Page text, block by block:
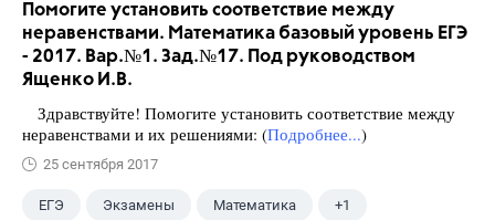
Помогите установить соответствие между
неравенствами. Математика базовый уровень ЕГЭ
- 2017. Вар.№1. Зад.№17. Под руководством
Ященко И.В.
Здравствуйте! Помогите установить соответствие между
неравенствами и их решениями: (Подробнее...)
25 сентября 2017
ЕГЭ Экзамены Математика +1